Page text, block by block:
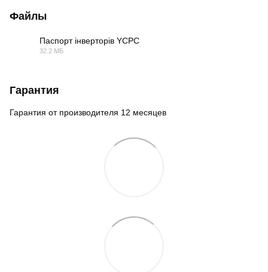
Файлы
Паспорт інверторів YCPC
32.2 МБ
Гарантия
Гарантия от производителя 12 месяцев